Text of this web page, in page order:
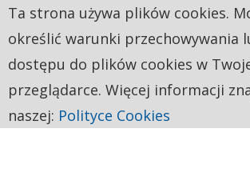
Ta strona używa plików cookies.
określić warunki przechowywania
dostępu do plików cookies w
przeglądarce. Więcej informacji
naszej: Polityce Cookies